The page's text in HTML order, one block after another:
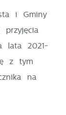
i Gminy
przyjęcia
lata 2021-
z tym
na
innych
w postaci